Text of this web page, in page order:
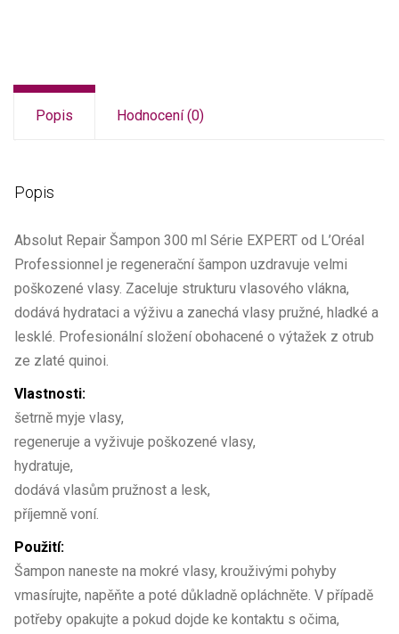
Popis Hodnocení (0)
Popis
Absolut Repair Šampon 300 ml Série EXPERT od L’Oréal
Professionnel je regenerační šampon uzdravuje velmi
poškozené vlasy. Zaceluje strukturu vlasového vlákna,
dodává hydrataci a výživu a zanechá vlasy pružné, hladké a
lesklé. Profesionální složení obohacené o výtažek z otrub
ze zlaté quinoi.
Vlastnosti:
šetrně myje vlasy,
regeneruje a vyživuje poškozené vlasy,
hydratuje,
dodává vlasům pružnost a lesk,
příjemně voní.
Použití:
Šampon naneste na mokré vlasy, krouživými pohyby
vmasírujte, napěňte a poté důkladně opláchněte. V případě
potřeby opakujte a pokud dojde ke kontaktu s očima,